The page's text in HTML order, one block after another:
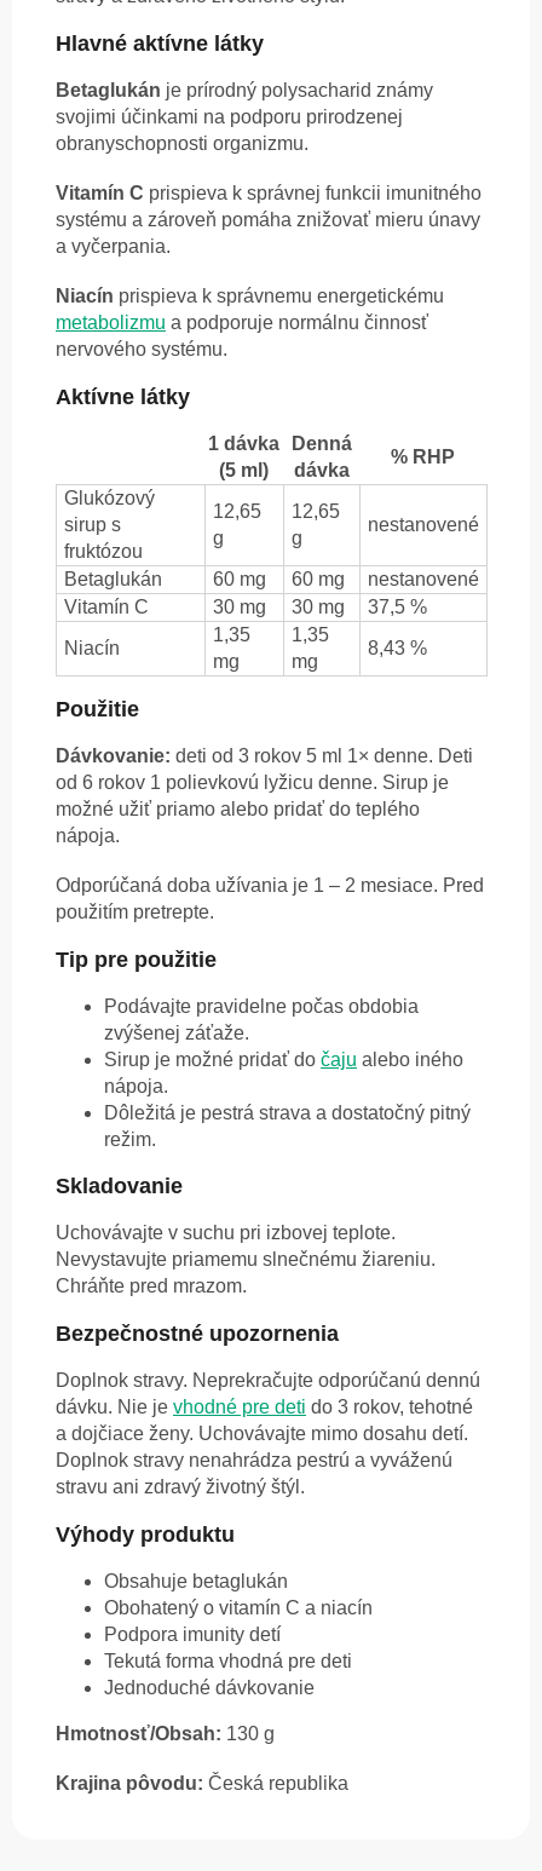
Hlavné aktívne látky
Betaglukán je prírodný polysacharid známy
svojimi účinkami na podporu prirodzenej
obranyschopnosti organizmu.
Vitamín C prispieva k správnej funkcii imunitného
systému a zároveň pomáha znižovať mieru únavy
a vyčerpania.
Niacín prispieva k správnemu energetickému
metabolizmu a podporuje normálnu činnosť
nervového systému.
Aktívne látky
1 dávka
(5 ml)
Denná
dávka
% RHP
Glukózový
sirup s
fruktózou
12,65
g
12,65
g
nestanovené
Betaglukán 60 mg 60 mg
nestanovené
Vitamín C
30 mg 30 mg
37,5 %
Niacín
1,35
mg
1,35
mg
8,43 %
Použitie
Dávkovanie: deti od 3 rokov 5 ml 1× denne. Deti
od 6 rokov 1 polievkovú lyžicu denne. Sirup je
možné užiť priamo alebo pridať do teplého
nápoja.
Odporúčaná doba užívania je 1 – 2 mesiace. Pred
použitím pretrepte.
Tip pre použitie
Podávajte pravidelne počas obdobia
zvýšenej záťaže.
Sirup je možné pridať do čaju alebo iného
nápoja.
Dôležitá je pestrá strava a dostatočný pitný
režim.
Skladovanie
Uchovávajte v suchu pri izbovej teplote.
Nevystavujte priamemu slnečnému žiareniu.
Chráňte pred mrazom.
Bezpečnostné upozornenia
Doplnok stravy. Neprekračujte odporúčanú dennú
dávku. Nie je vhodné pre deti do 3 rokov, tehotné
a dojčiace ženy. Uchovávajte mimo dosahu detí.
Doplnok stravy nenahrádza pestrú a vyváženú
stravu ani zdravý životný štýl.
Výhody produktu
Obsahuje betaglukán
Obohatený o vitamín C a niacín
Podpora imunity detí
Tekutá forma vhodná pre deti
Jednoduché dávkovanie
Hmotnosť/Obsah: 130 g
Krajina pôvodu: Česká republika